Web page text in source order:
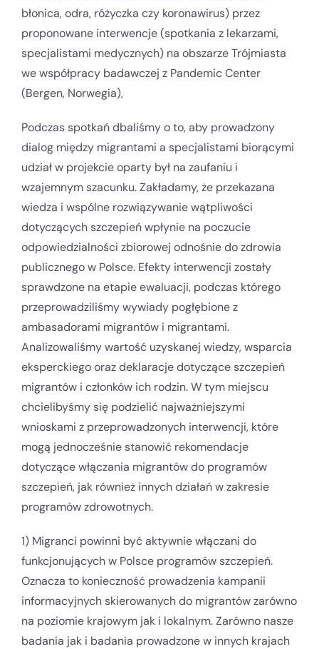
błonica, odra, różyczka czy koronawirus) przez
proponowane interwencje (spotkania z lekarzami,
specjalistami medycznych) na obszarze Trójmiasta
we współpracy badawczej z Pandemic Center
(Bergen, Norwegia),
Podczas spotkań dbaliśmy o to, aby prowadzony
dialog między migrantami a specjalistami biorącymi
udział w projekcie oparty był na zaufaniu i
wzajemnym szacunku. Zakładamy, że przekazana
wiedza i wspólne rozwiązywanie wątpliwości
dotyczących szczepień wpłynie na poczucie
odpowiedzialności zbiorowej odnośnie do zdrowia
publicznego w Polsce. Efekty interwencji zostały
sprawdzone na etapie ewaluacji, podczas którego
przeprowadziliśmy wywiady pogłębione z
ambasadorami migrantów i migrantami.
Analizowaliśmy wartość uzyskanej wiedzy, wsparcia
eksperckiego oraz deklaracje dotyczące szczepień
migrantów i członków ich rodzin. W tym miejscu
chcielibyśmy się podzielić najważniejszymi
wnioskami z przeprowadzonych interwencji, które
mogą jednocześnie stanowić rekomendacje
dotyczące włączania migrantów do programów
szczepień, jak również innych działań w zakresie
programów zdrowotnych.
1) Migranci powinni być aktywnie włączani do
funkcjonujących w Polsce programów szczepień.
Oznacza to konieczność prowadzenia kampanii
informacyjnych skierowanych do migrantów zarówno
na poziomie krajowym jak i lokalnym. Zarówno nasze
badania jak i badania prowadzone w innych krajach